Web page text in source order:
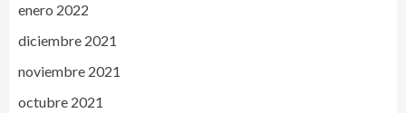
enero 2022
diciembre 2021
noviembre 2021
octubre 2021